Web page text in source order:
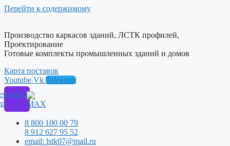
Перейти к содержимому
Производство каркасов зданий, ЛСТК профилей,
Проектирование
Готовые комплекты промышленных зданий и домов
Карта поставок
Youtube Vk Telegram
8 800 100 00 79
8 912 627 95 52
email: lstk07@mail.ru